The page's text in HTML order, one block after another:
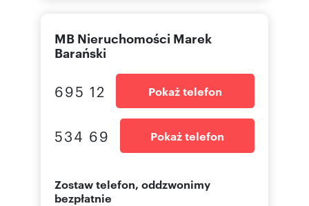
MB Nieruchomości Marek
Barański
695 12 Pokaż telefon
534 69 Pokaż telefon
Zostaw telefon, oddzwonimy
bezpłatnie